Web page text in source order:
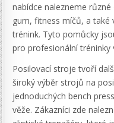
nabídce nalezneme
gum, fitness míčů, a také
trénink. Tyto pomůcky
pro profesionální tréninky
Posilovací stroje tvoří
široký výběr strojů na
jednoduchých bench
věže. Zákazníci zde